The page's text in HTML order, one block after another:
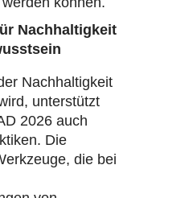
Nachhaltigkeit
Nachhaltigkeit
unterstützt
2026 auch
Die
die bei